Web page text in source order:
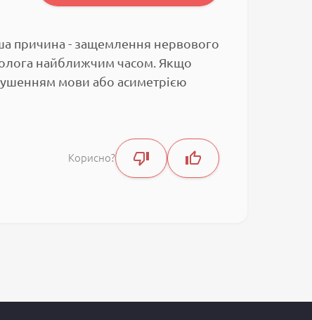
причина - защемлення нервового
найближчим часом. Якщо
мови або асиметрією
Корисно?